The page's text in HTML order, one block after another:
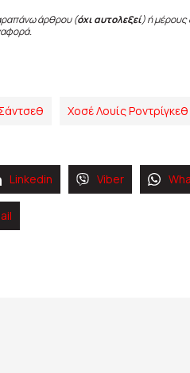
άρθρου (όχι αυτολεξεί) ή μέρους
Χοσέ Λουίς
Linkedin Viber